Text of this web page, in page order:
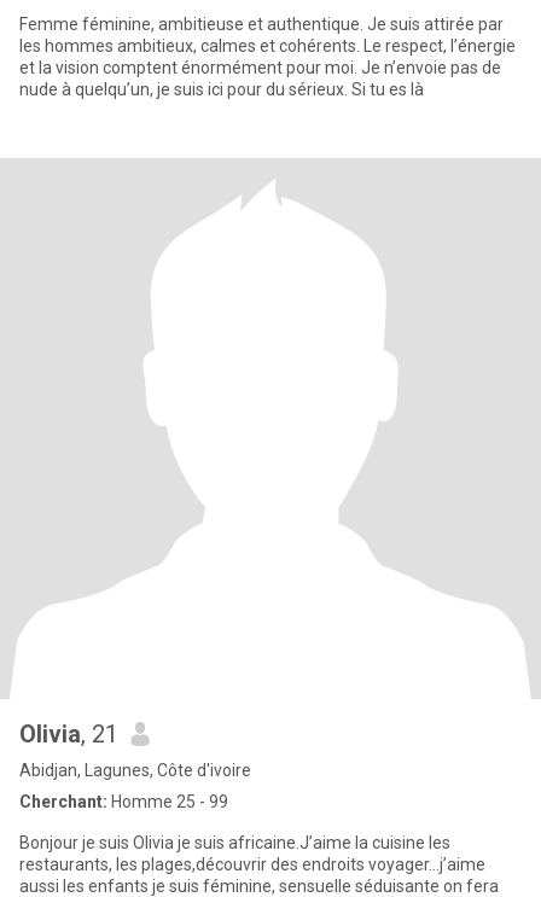
Femme féminine, ambitieuse et authentique. Je suis attirée par
les hommes ambitieux, calmes et cohérents. Le respect, l’énergie
et la vision comptent énormément pour moi. Je n’envoie pas de
nude à quelqu’un, je suis ici pour du sérieux. Si tu es là
Olivia, 21
Abidjan, Lagunes, Côte d'ivoire
Cherchant: Homme 25 - 99
Bonjour je suis Olivia je suis africaine.J’aime la cuisine les
restaurants, les plages,découvrir des endroits voyager…j’aime
aussi les enfants je suis féminine, sensuelle séduisante on fera